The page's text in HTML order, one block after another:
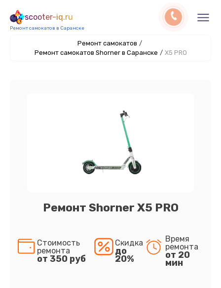
scooter-iq.ru
Ремонт самокатов в Саранске
Ремонт самокатов /
Ремонт самокатов Shorner в Саранске / X5 PRO
Ремонт Shorner X5 PRO
Стоимость
ремонта
от 350 руб
Скидка
до
20%
Время
ремонта
от 20
мин